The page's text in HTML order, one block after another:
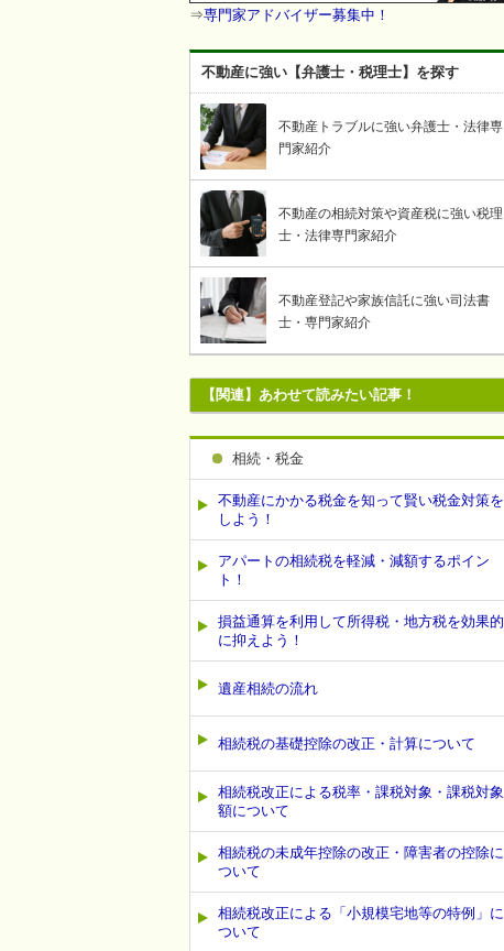
⇒専門家アドバイザー募集中！
不動産に強い【弁護士・税理士】を探す
不動産トラブルに強い弁護士・法律専
門家紹介
不動産の相続対策や資産税に強い税理
士・法律専門家紹介
不動産登記や家族信託に強い司法書
士・専門家紹介
【関連】あわせて読みたい記事！
相続・税金
不動産にかかる税金を知って賢い税金対策を
しよう！
アパートの相続税を軽減・減額するポイン
ト！
損益通算を利用して所得税・地方税を効果的
に抑えよう！
遺産相続の流れ
相続税の基礎控除の改正・計算について
相続税改正による税率・課税対象・課税対象
額について
相続税の未成年控除の改正・障害者の控除に
ついて
相続税改正による「小規模宅地等の特例」に
ついて